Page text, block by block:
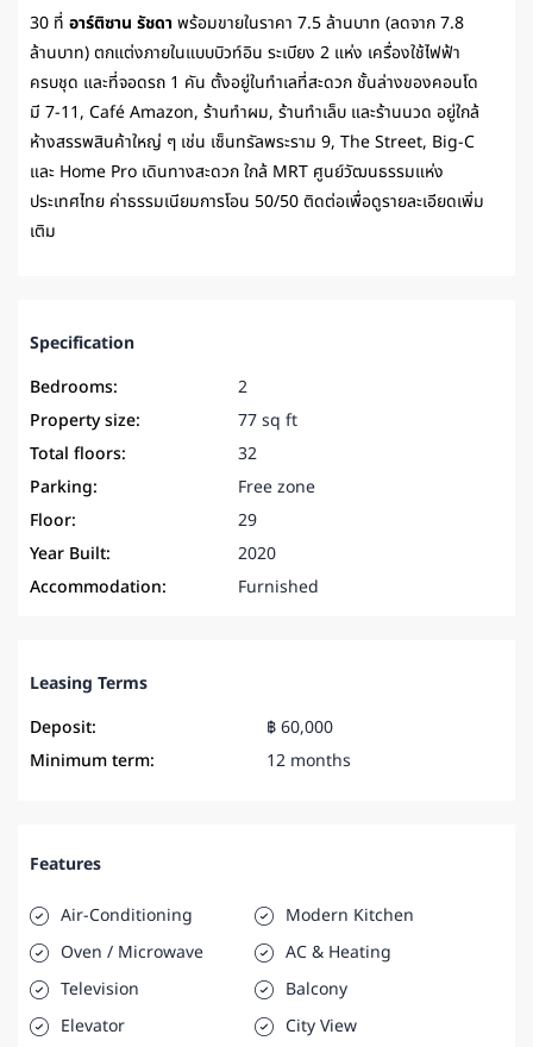
30 ที่ อาร์ติซาน รัชดาพร้อมขายในราคา 7.5 ล้านบาท (ลดจาก 7.8
ล้านบาท) ตกแต่งภายในแบบบิวท์อิน ระเบียง 2 แห่ง เครื่องใช้ไฟฟ้า
ครบชุด และที่จอดรถ 1 คัน ตั้งอยู่ในทำเลที่สะดวก ชั้นล่างของคอนโด
มี 7-11, Café Amazon, ร้านทำผม, ร้านทำเล็บ และร้านนวด อยู่ใกล้
ห้างสรรพสินค้าใหญ่ ๆ เช่น เซ็นทรัลพระราม 9, The Street, Big-C
และ Home Pro เดินทางสะดวก ใกล้ MRT ศูนย์วัฒนธรรมแห่ง
ประเทศไทย ค่าธรรมเนียมการโอน 50/50 ติดต่อเพื่อดูรายละเอียดเพิ่ม
เติม
Specification
Bedrooms:
2
Property size:
77 sq ft
Total floors:
32
Parking:
Free zone
Floor:
29
Year Built:
2020
Accommodation:
Furnished
Leasing Terms
Deposit:
฿ 60,000
Minimum term:
12 months
Features
Air-Conditioning
Modern Kitchen
Oven / Microwave
AC & Heating
Television
Balcony
Elevator
City View